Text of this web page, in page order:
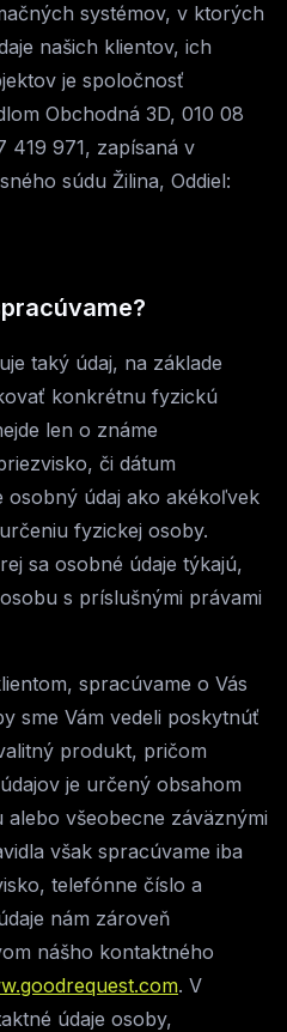
systémov, v ktorých
našich klientov, ich
je spoločnosť
Obchodná 3D, 010 08
419 971, zapísaná v
súdu Žilina, Oddiel:
taký údaj, na základe
konkrétnu fyzickú
len o známe
či dátum
osobný údaj ako akékoľvek
fyzickej osoby.
sa osobné údaje týkajú,
s príslušnými právami
spracúvame o Vás
sme Vám vedeli poskytnúť
produkt, pričom
je určený obsahom
všeobecne záväznými
však spracúvame iba
telefónne číslo a
nám zároveň
nášho kontaktného
. V
údaje osoby,